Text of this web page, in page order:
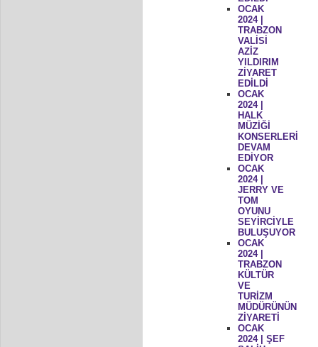
OCAK
2024 |
TRABZON
VALİSİ
AZİZ
YILDIRIM
ZİYARET
EDİLDİ
OCAK
2024 |
HALK
MÜZİĞİ
KONSERLERİ
DEVAM
EDİYOR
OCAK
2024 |
JERRY VE
TOM
OYUNU
SEYİRCİYLE
BULUŞUYOR
OCAK
2024 |
TRABZON
KÜLTÜR
VE
TURİZM
MÜDÜRÜNÜN
ZİYARETİ
OCAK
2024 | ŞEF